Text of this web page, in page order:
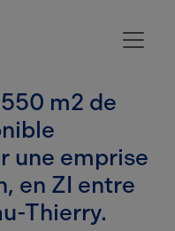
m2 de
une emprise
en ZI entre
Thierry.